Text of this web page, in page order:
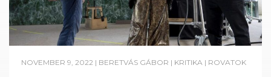
NOVEMBER 9, 2022 | BERETVÁS GÁBOR | KRITIKA | ROVATOK